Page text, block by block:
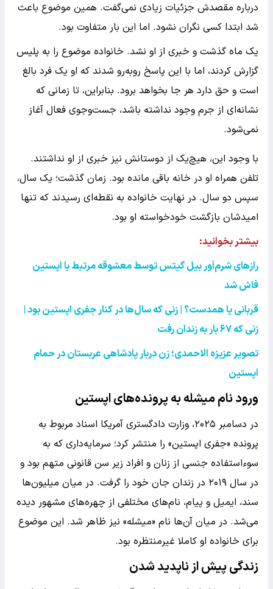
درباره مقصدش جزئیات زیادی نمی‌گفت. همین موضوع باعث
شد ابتدا کسی نگران نشود. اما این بار متفاوت بود.
یک ماه گذشت و خبری از او نشد. خانواده موضوع را به پلیس
گزارش کردند، اما با این پاسخ روبه‌رو شدند که او یک فرد بالغ
است و حق دارد هر جا بخواهد برود. بنابراین، تا زمانی که
نشانه‌ای از جرم وجود نداشته باشد، جست‌وجوی فعال آغاز
نمی‌شود.
با وجود این، هیچ‌یک از دوستانش نیز خبری از او نداشتند.
تلفن همراه او در خانه باقی مانده بود. زمان گذشت؛ یک سال،
سپس دو سال. در نهایت خانواده به نقطه‌ای رسیدند که تنها
امیدشان بازگشت خودخواسته او بود.
بیشتر بخوانید:
رازهای شرم‌آور بیل گیتس توسط معشوقه مرتبط با اپستین
فاش شد
قربانی یا همدست؟ | زنی که سال‌ها در کنار جفری اپستین بود |
زنی که۶۷بار به زندان رفت
تصویر عزیزه الاحمدی؛ زن دربار پادشاهی عربستان در حمام
اپستین
ورود نام میشله به پرونده‌های اپستین
در دسامبر ۲۰۲۵، وزارت دادگستری آمریکا اسناد مربوط به
پرونده «جفری اپستین» را منتشر کرد؛ سرمایه‌داری که به
سوءاستفاده جنسی از زنان و افراد زیر سن قانونی متهم بود و
در سال ۲۰۱۹ در زندان جان خود را گرفت. در میان میلیون‌ها
سند، ایمیل و پیام، نام‌های مختلفی از چهره‌های مشهور دیده
می‌شد. در میان آن‌ها نام «میشله» نیز ظاهر شد. این موضوع
برای خانواده او کاملا غیرمنتظره بود.
زندگی پیش از ناپدید شدن